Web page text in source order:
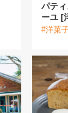
パテ
ーユ [
#洋菓